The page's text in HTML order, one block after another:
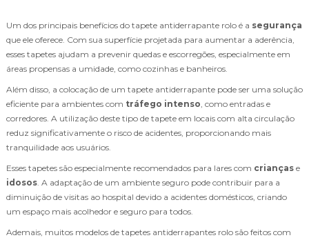
Um dos principais benefícios do tapete antiderrapante rolo é a segurança
que ele oferece. Com sua superfície projetada para aumentar a aderência,
esses tapetes ajudam a prevenir quedas e escorregões, especialmente em
áreas propensas a umidade, como cozinhas e banheiros.
Além disso, a colocação de um tapete antiderrapante pode ser uma solução
eficiente para ambientes com tráfego intenso , como entradas e
corredores. A utilização deste tipo de tapete em locais com alta circulação
reduz significativamente o risco de acidentes, proporcionando mais
tranquilidade aos usuários.
Esses tapetes são especialmente recomendados para lares com crianças e
idosos . A adaptação de um ambiente seguro pode contribuir para a
diminuição de visitas ao hospital devido a acidentes domésticos, criando
um espaço mais acolhedor e seguro para todos.
Ademais, muitos modelos de tapetes antiderrapantes rolo são feitos com